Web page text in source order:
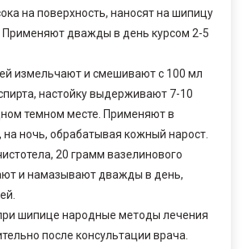
на поверхность, наносят на шипицу
Применяют дважды в день курсом 2-5
измельчают и смешивают с 100 мл
настойку выдерживают 7-10
темном месте. Применяют в
на ночь, обрабатывая кожный нарост.
20 грамм вазелинового
и намазывают дважды в день,
шипице народные методы лечения
после консультации врача.